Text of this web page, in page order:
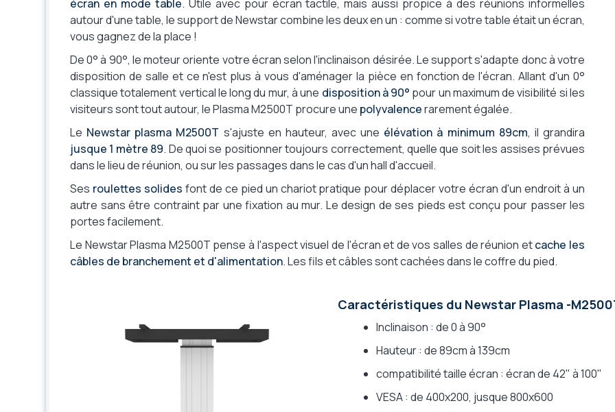
Type de support
Au sol - chariot roulant
Support caméra
Non
Poids maxi
supporté
150 kg
Couleur Noir
écran en mode table. Utile avec pour écran tactile, mais aussi propice à des réunions informelles
autour d'une table, le support de Newstar combine les deux en un : comme si votre table était un écran,
vous gagnez de la place !
De 0° à 90°, le moteur oriente votre écran selon l'inclinaison désirée. Le support s'adapte donc à votre
disposition de salle et ce n'est plus à vous d'aménager la pièce en fonction de l'écran. Allant d'un 0°
classique totalement vertical le long du mur, à une disposition à 90° pour un maximum de visibilité si les
visiteurs sont tout autour, le Plasma M2500T procure une polyvalencerarement égalée.
Le Newstar plasma M2500T s'ajuste en hauteur, avec une élévation à minimum 89cm, il grandira
jusque 1 mètre 89. De quoi se positionner toujours correctement, quelle que soit les assises prévues
dans le lieu de réunion, ou sur les passages dans le cas d'un hall d'accueil.
Ses roulettes solides font de ce pied un chariot pratique pour déplacer votre écran d'un endroit à un
autre sans être contraint par une fixation au mur. Le design de ses pieds est conçu pour passer les
portes facilement.
Le Newstar Plasma M2500T pense à l'aspect visuel de l'écran et de vos salles de réunion etcache les
câbles de branchement et d'alimentation. Les fils et câbles sont cachées dans le coffre du pied.
Caractéristiques du Newstar Plasma -
Inclinaison : de 0 à 90°
Hauteur : de 89cm à 139cm
compatibilité taille écran : écran de 42" à 100"
VESA : de 400x200, jusque 800x600